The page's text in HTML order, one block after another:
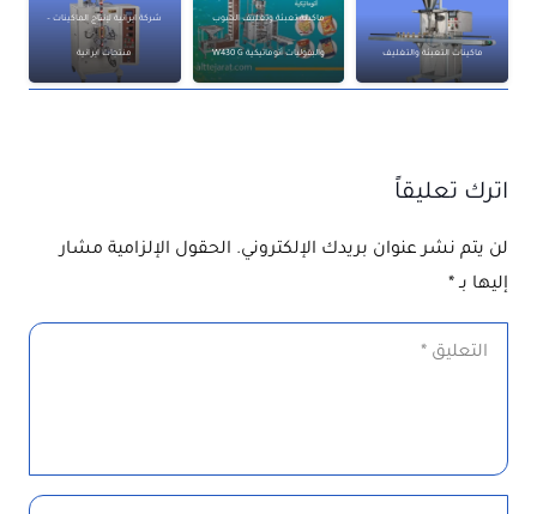
ماكينات التعبئة والتغليف
ماكينة تعبئة وتغليف الحبوب
والبقوليات أتوماتيكية W430 G
شركة ايرانية لإنتاج الماكينات –
منتجات ايرانية
اترك تعليقاً
لن يتم نشر عنوان بريدك الإلكتروني. الحقول الإلزامية مشار
إليها بـ*